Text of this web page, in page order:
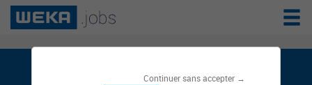
Continuer sans accepter →
weka.jobs, le réseau de l'emploi public